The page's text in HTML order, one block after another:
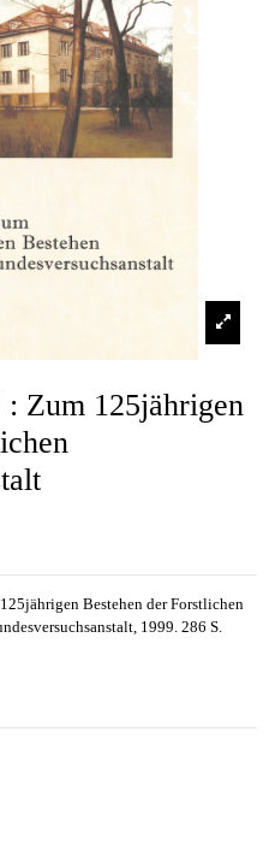
Zum 125jährigen
Bestehen der Forstlichen
1999. 286 S.